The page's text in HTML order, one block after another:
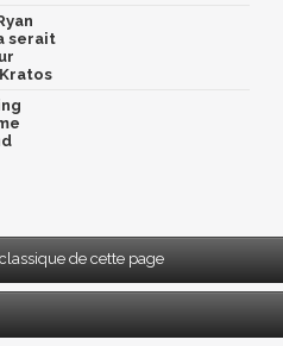
serait
de cette page